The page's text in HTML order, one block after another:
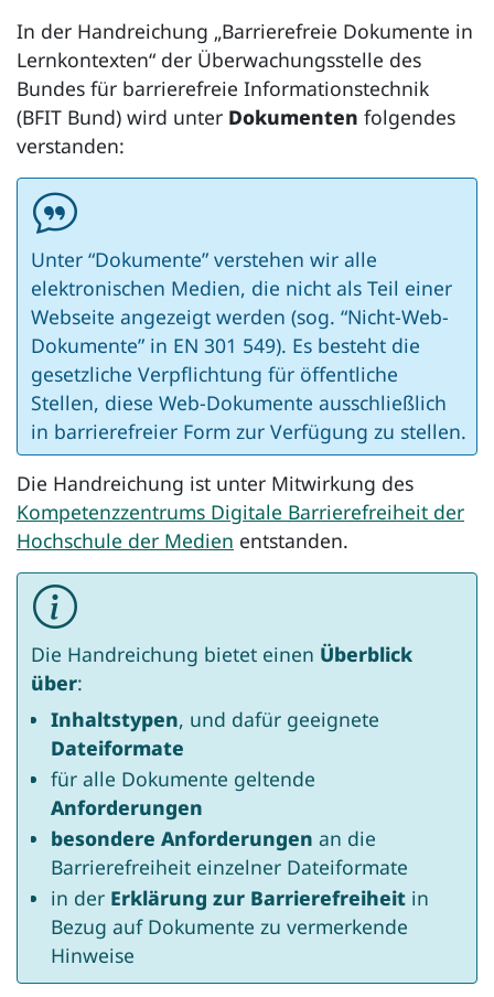
In der Handreichung „Barrierefreie Dokumente in
Lernkontexten“ der Überwachungsstelle des
Bundes für barrierefreie Informationstechnik
(BFIT Bund) wird unter Dokumenten folgendes
verstanden:
Unter “Dokumente” verstehen wir alle
elektronischen Medien, die nicht als Teil einer
Webseite angezeigt werden (sog. “Nicht-Web-
Dokumente” in EN 301 549). Es besteht die
gesetzliche Verpflichtung für öffentliche
Stellen, diese Web-Dokumente ausschließlich
in barrierefreier Form zur Verfügung zu stellen.
Die Handreichung ist unter Mitwirkung des
Kompetenzzentrums Digitale Barrierefreiheit der
Hochschule der Medien entstanden.
Die Handreichung bietet einen Überblick
über:
Inhaltstypen, und dafür geeignete
Dateiformate
für alle Dokumente geltende
Anforderungen
besondere Anforderungen an die
Barrierefreiheit einzelner Dateiformate
in der Erklärung zur Barrierefreiheit in
Bezug auf Dokumente zu vermerkende
Hinweise